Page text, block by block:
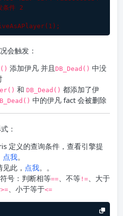
件 2
( 1 ) ;
会触发：
() 添加伊凡 并且 DB_Dead () 中没
() 和 DB_Dead () 都添加了伊
() 中的伊凡 fact 会被删除
：
定义的查询条件，查看引擎提
点我。
见此， 点我。。
号：判断相等==、不等 !=、大于
>=、小于等于<=